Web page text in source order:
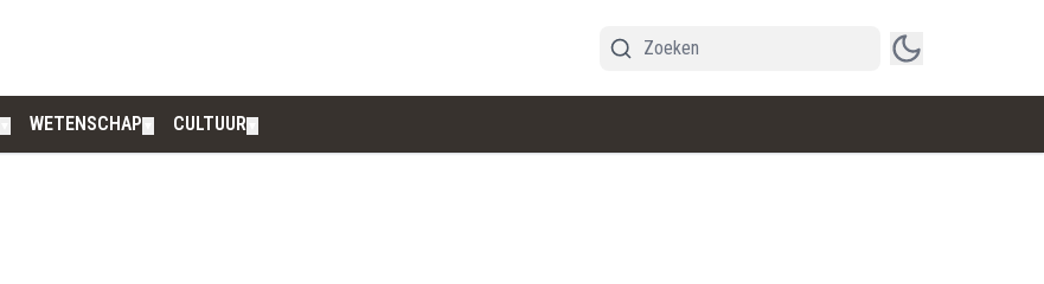
WETENSCHAP CULTUUR